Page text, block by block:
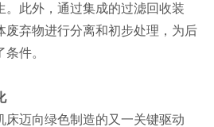
。此外，通过集成的过滤回收装
废弃物进行分离和初步处理，为后
件。
迈向绿色制造的又一关键驱动